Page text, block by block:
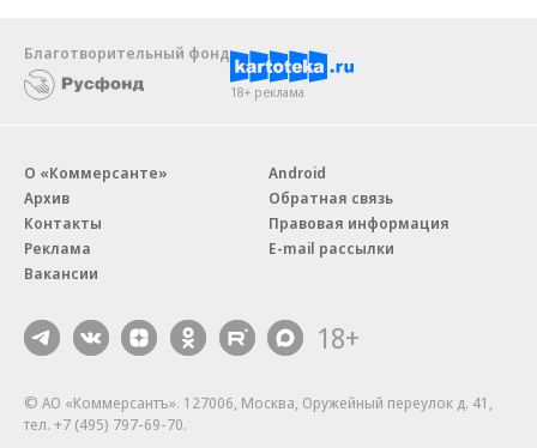
Благотворительный фонд
18+ реклама
О «Коммерсанте»
Архив
Контакты
Реклама
Вакансии
Android
Обратная связь
Правовая информация
E-mail рассылки
18+
© АО «Коммерсантъ». 127006, Москва, Оружейный переулок д. 41,
тел. +7 (495) 797-69-70.